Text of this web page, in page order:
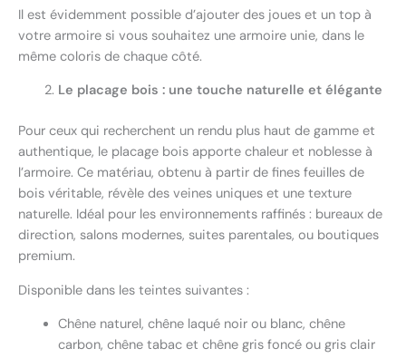
Il est évidemment possible d’ajouter des joues et un top à
votre armoire si vous souhaitez une armoire unie, dans le
même coloris de chaque côté.
Le placage bois : une touche naturelle et élégante
Pour ceux qui recherchent un rendu plus haut de gamme et
authentique, le placage bois apporte chaleur et noblesse à
l’armoire. Ce matériau, obtenu à partir de fines feuilles de
bois véritable, révèle des veines uniques et une texture
naturelle. Idéal pour les environnements raffinés : bureaux de
direction, salons modernes, suites parentales, ou boutiques
premium.
Disponible dans les teintes suivantes :
Chêne naturel, chêne laqué noir ou blanc, chêne
carbon, chêne tabac et chêne gris foncé ou gris clair